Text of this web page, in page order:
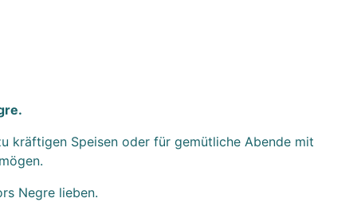
kräftigen Speisen oder für gemütliche Abende mit
Negre lieben.